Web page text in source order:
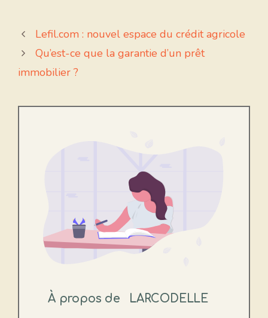
Lefil.com : nouvel espace du crédit agricole
Qu’est-ce que la garantie d’un prêt
immobilier ?
À propos de LARCODELLE